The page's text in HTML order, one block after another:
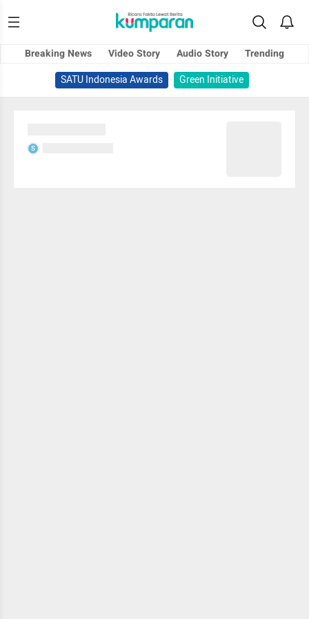
Breaking News Video Story Audio Story
Trending
SATU Indonesia Awards
Green Initiative
S